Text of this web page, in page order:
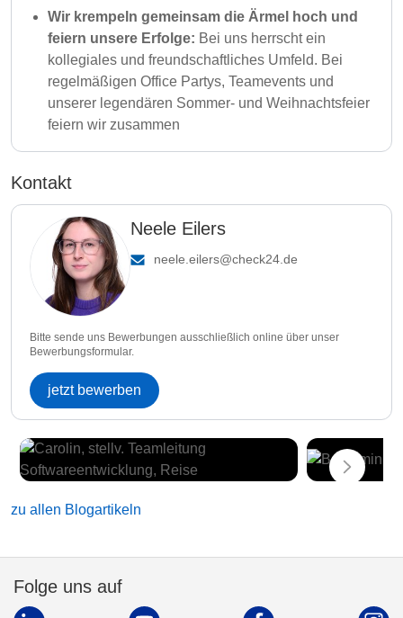
Wir krempeln gemeinsam die Ärmel hoch und
feiern unsere Erfolge: Bei uns herrscht ein
kollegiales und freundschaftliches Umfeld. Bei
regelmäßigen Office Partys, Teamevents und
unserer legendären Sommer- und Weihnachtsfeier
feiern wir zusammen
Kontakt
Neele Eilers
neele.eilers@check24.de
Bitte sende uns Bewerbungen ausschließlich online über unser
Bewerbungsformular.
jetzt bewerben
zu allen Blogartikeln
Folge uns auf